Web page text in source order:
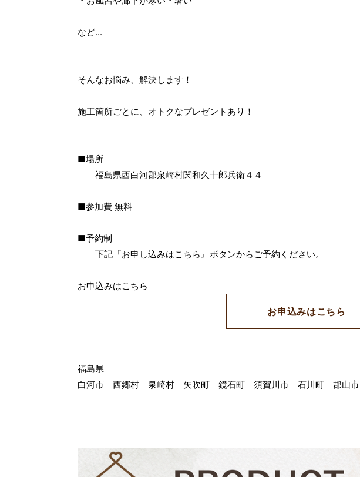
など...
そんなお悩み、解決します！
施工箇所ごとに、オトクなプレゼントあり！
■場所
福島県西白河郡泉崎村関和久十郎兵衛４４
■参加費 無料
■予約制
下記『お申し込みはこちら』ボタンからご予約ください。
お申込みはこちら
お申込みはこちら
福島県
白河市 西郷村 泉崎村 矢吹町 鏡石町 須賀川市 石川町 郡山市